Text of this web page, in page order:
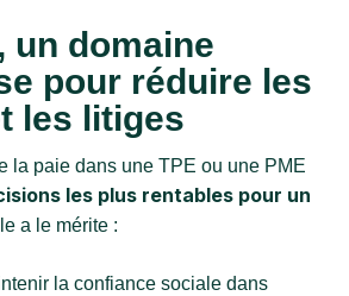
un domaine
pour réduire les
les litiges
la paie dans une TPE ou une PME
les plus rentables pour un
a le mérite :
la confiance sociale dans